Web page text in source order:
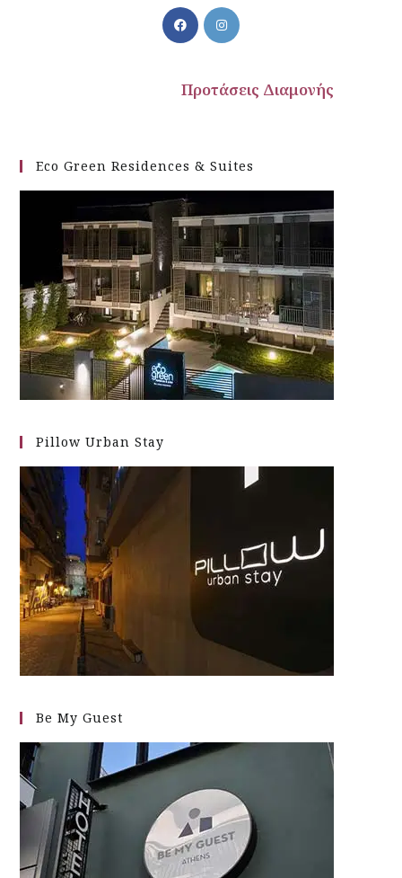
Eco Green Residences & Suites
Pillow Urban Stay
Be My Guest